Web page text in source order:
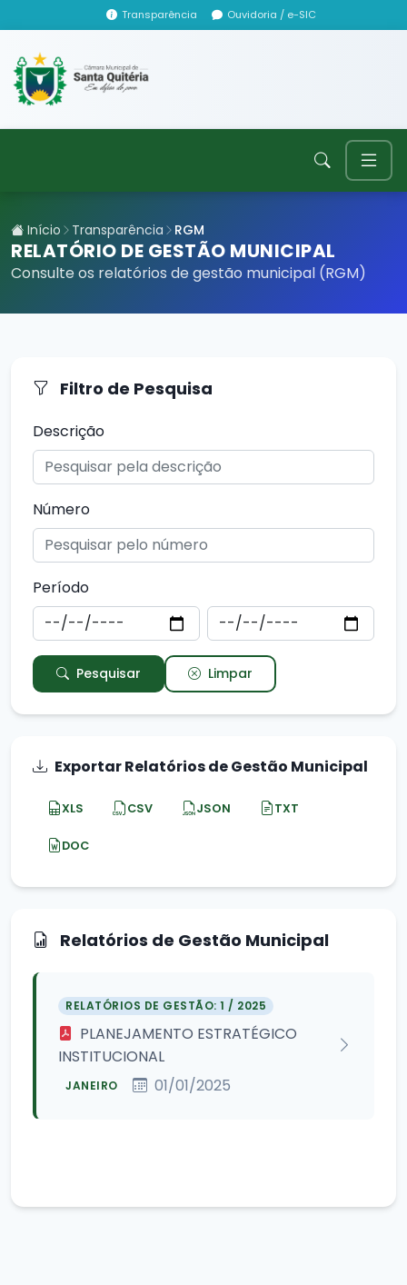
Transparência Ouvidoria / e-SIC
Início Transparência RGM
RELATÓRIO DE GESTÃO MUNICIPAL
Consulte os relatórios de gestão municipal (RGM)
Filtro de Pesquisa
Descrição
Número
Período
Pesquisar Limpar
Exportar Relatórios de Gestão Municipal
XLS CSV JSON TXT
DOC
Relatórios de Gestão Municipal
RELATÓRIOS DE GESTÃO: 1 / 2025
PLANEJAMENTO ESTRATÉGICO
INSTITUCIONAL
JANEIRO 01/01/2025